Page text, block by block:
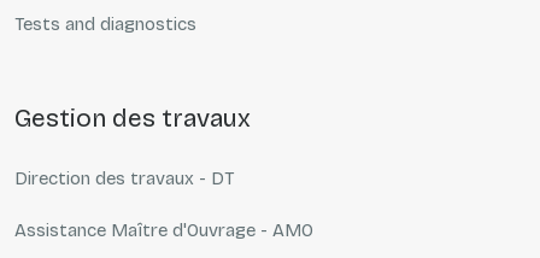
Tests and diagnostics
gestion des travaux
Direction des travaux - DT
Assistance Maître d'Ouvrage - AMO